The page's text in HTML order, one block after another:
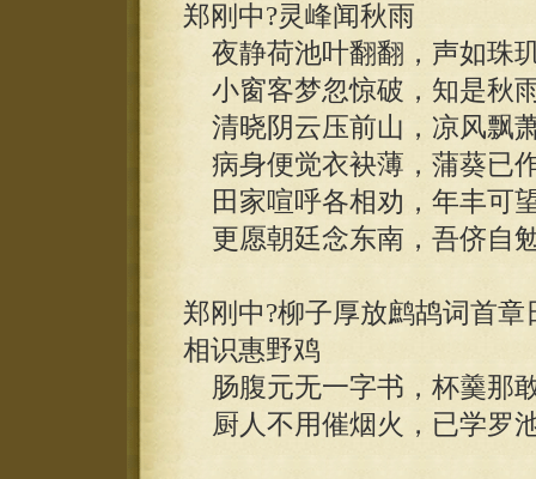
郑刚中?灵峰闻秋雨
夜静荷池叶翻翻，声如珠
小窗客梦忽惊破，知是秋
清晓阴云压前山，凉风飘
病身便觉衣袂薄，蒲葵已
田家喧呼各相劝，年丰可
更愿朝廷念东南，吾侪自
郑刚中?柳子厚放鹧鸪词首
相识惠野鸡
肠腹元无一字书，杯羹那
厨人不用催烟火，已学罗